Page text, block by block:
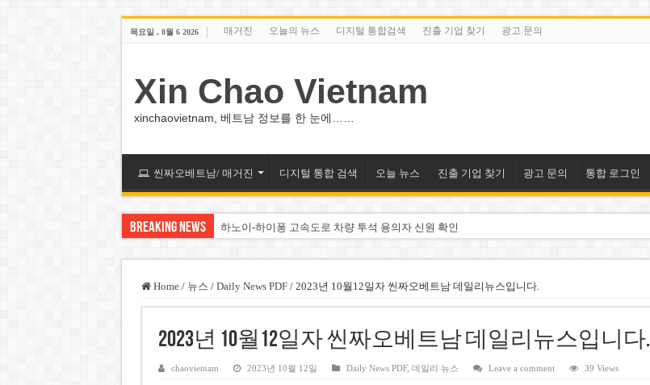
목요일 , 8월 6 2026 매거진 오늘의 뉴스 디지털 통합검색 진출 기업 찾기 광고 문의
Xin Chao Vietnam
xinchaovietnam, 베트남 정보를 한 눈에……
씬짜오베트남/ 매거진 디지털 통합 검색 오늘 뉴스 진출 기업 찾기 광고 문의 통합 로그인
Breaking News 하노이-하이퐁 고속도로 차량 투석 용의자 신원 확인
베트남주식 VN지수 1,800선 돌파 기대…증권사, 유망 종목 제시
하노이 쌍둥이 타워 99층 부지 현장…세계 최고층 빌딩 추진
하노이 부동산 시장, 아파트 선호도 급부상…토지·단독주택 주춤
베트남주식 SST, 2025년 현금 배당 80% 결정…과거 최대 350% 지급 이력
Home / 뉴스 / Daily News PDF / 2023년 10월12일자 씬짜오베트남 데일리뉴스입니다.
2023년 10월12일자 씬짜오베트남 데일리뉴스입니다.
chaovietnam 2023년 10월 12일 Daily News PDF, 데일리 뉴스 Leave a comment 39 Views